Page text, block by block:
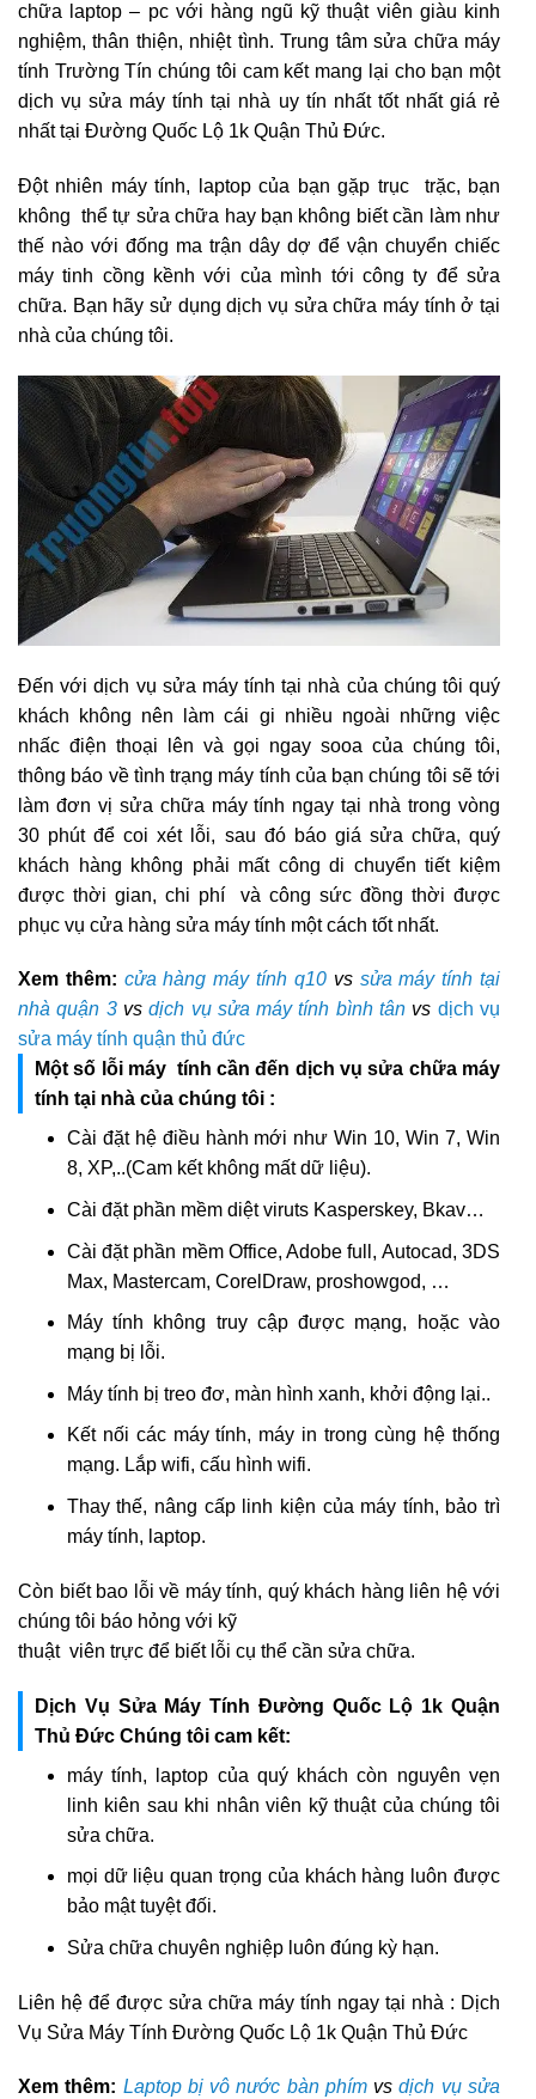
chữa laptop – pc với hàng ngũ kỹ thuật viên giàu kinh
nghiệm, thân thiện, nhiệt tình. Trung tâm sửa chữa máy
tính Trường Tín chúng tôi cam kết mang lại cho bạn một
dịch vụ sửa máy tính tại nhà uy tín nhất tốt nhất giá rẻ
nhất tại Đường Quốc Lộ 1k Quận Thủ Đức.
Đột nhiên máy tính, laptop của bạn gặp trục trặc, bạn
không thể tự sửa chữa hay bạn không biết cần làm như
thế nào với đống ma trận dây dợ để vận chuyển chiếc
máy tinh cồng kềnh với của mình tới công ty để sửa
chữa. Bạn hãy sử dụng dịch vụ sửa chữa máy tính ở tại
nhà của chúng tôi.
Đến với dịch vụ sửa máy tính tại nhà của chúng tôi quý
khách không nên làm cái gi nhiều ngoài những việc
nhấc điện thoại lên và gọi ngay sooa của chúng tôi,
thông báo về tình trạng máy tính của bạn chúng tôi sẽ tới
làm đơn vị sửa chữa máy tính ngay tại nhà trong vòng
30 phút để coi xét lỗi, sau đó báo giá sửa chữa, quý
khách hàng không phải mất công di chuyển tiết kiệm
được thời gian, chi phí và công sức đồng thời được
phục vụ cửa hàng sửa máy tính một cách tốt nhất.
Xem thêm: cửa hàng máy tính q10vs sửa máy tính tại
nhà quận 3vsdịch vụ sửa máy tính bình tân vs dịch vụ
sửa máy tính quận thủ đức
Một số lỗi máy tính cần đến dịch vụ sửa chữa máy
tính tại nhà của chúng tôi :
Cài đặt hệ điều hành mới như Win 10, Win 7, Win
8, XP,..(Cam kết không mất dữ liệu).
Cài đặt phần mềm diệt viruts Kasperskey, Bkav…
Cài đặt phần mềm Office, Adobe full, Autocad, 3DS
Max, Mastercam, CorelDraw, proshowgod, …
Máy tính không truy cập được mạng, hoặc vào
mạng bị lỗi.
Máy tính bị treo đơ, màn hình xanh, khởi động lại..
Kết nối các máy tính, máy in trong cùng hệ thống
mạng. Lắp wifi, cấu hình wifi.
Thay thế, nâng cấp linh kiện của máy tính, bảo trì
máy tính, laptop.
Còn biết bao lỗi về máy tính, quý khách hàng liên hệ với
chúng tôi báo hỏng với kỹ
thuật viên trực để biết lỗi cụ thể cần sửa chữa.
Dịch Vụ Sửa Máy Tính Đường Quốc Lộ 1k Quận
Thủ Đức Chúng tôi cam kết:
máy tính, laptop của quý khách còn nguyên vẹn
linh kiên sau khi nhân viên kỹ thuật của chúng tôi
sửa chữa.
mọi dữ liệu quan trọng của khách hàng luôn được
bảo mật tuyệt đối.
Sửa chữa chuyên nghiệp luôn đúng kỳ hạn.
Liên hệ để được sửa chữa máy tính ngay tại nhà : Dịch
Vụ Sửa Máy Tính Đường Quốc Lộ 1k Quận Thủ Đức
Xem thêm: Laptop bị vô nước bàn phímvsdịch vụ sửa